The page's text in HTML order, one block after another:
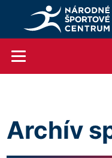
Archív